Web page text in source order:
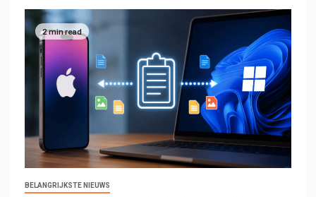
2 min read
BELANGRIJKSTE NIEUWS